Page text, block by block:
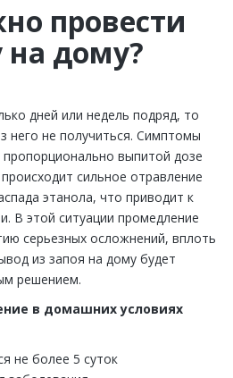
провести
на дому?
дней или недель подряд, то
него не получиться. Симптомы
выпитой дозе
сильное отравление
этанола, что приводит к
В этой ситуации промедление
серьезных осложнений, вплоть
из запоя на дому будет
решением.
в домашних условиях
не более 5 суток